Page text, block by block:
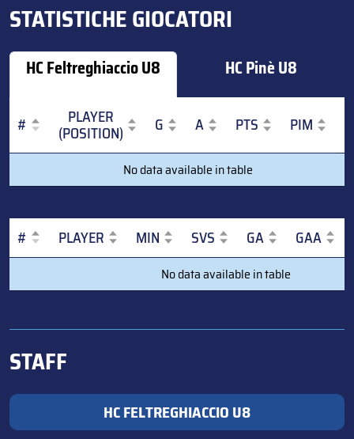
STATISTICHE GIOCATORI
HC Feltreghiaccio U8 HC Pinè U8
# PLAYER
(POSITION) G A PTS
PIM
A PTS
No data available in table
# PLAYER MIN SVS GA GAA
SVS GA
No data available in table
STAFF
HC FELTREGHIACCIO U8